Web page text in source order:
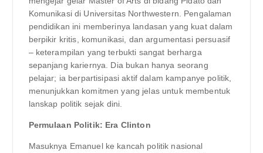
Komunikasi di Universitas Northwestern. Pengalaman
pendidikan ini memberinya landasan yang kuat dalam
berpikir kritis, komunikasi, dan argumentasi persuasif
– keterampilan yang terbukti sangat berharga
sepanjang kariernya. Dia bukan hanya seorang
pelajar; ia berpartisipasi aktif dalam kampanye politik,
menunjukkan komitmen yang jelas untuk membentuk
lanskap politik sejak dini.
Permulaan Politik: Era Clinton
Masuknya Emanuel ke kancah politik nasional